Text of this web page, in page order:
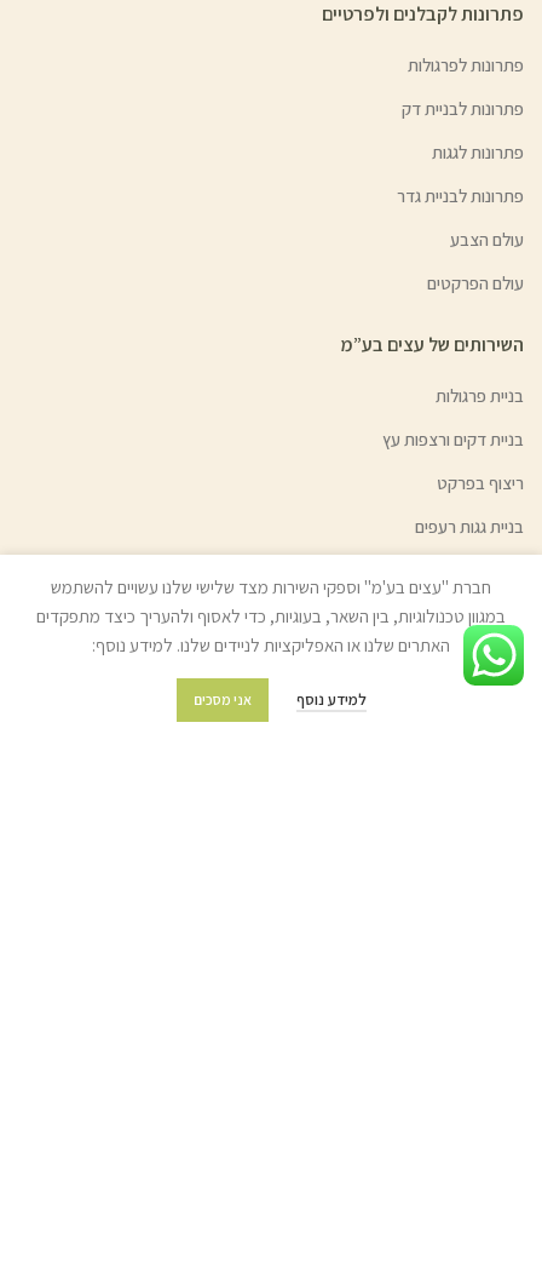
פתרונות לקבלנים ולפרטיים
פתרונות לפרגולות
פתרונות לבניית דק
פתרונות לגגות
פתרונות לבניית גדר
עולם הצבע
עולם הפרקטים
השירותים של עצים בע”מ
בניית פרגולות
בניית דקים ורצפות עץ
ריצוף בפרקט
בניית גגות רעפים
השכרת ציוד לקבלני עץ
גיוון צבעי עץ | צבע בהזמנה אישית
חברת "עצים בע'מ" וספקי השירות מצד שלישי שלנו עשויים להשתמש
במגוון טכנולוגיות, בין השאר, בעוגיות, כדי לאסוף ולהעריך כיצד מתפקדים
האתרים שלנו או האפליקציות לניידים שלנו. למידע נוסף:
למידע נוסף אני מסכים